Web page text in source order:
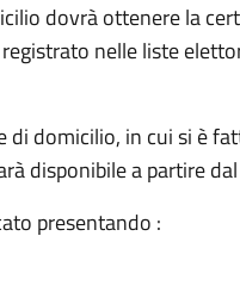
dovrà ottenere la
nelle liste
di domicilio, in cui si è
disponibile a partire
presentando :